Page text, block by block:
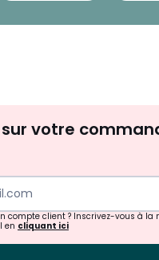
à
sur votre
compte client ? Inscrivez-vous à la
en cliquant ici